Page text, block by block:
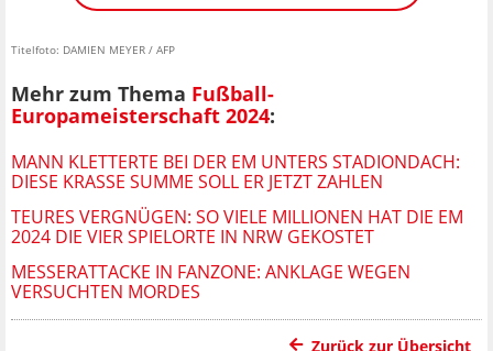
Titelfoto: DAMIEN MEYER / AFP
Mehr zum Thema Fußball-
Europameisterschaft 2024:
MANN KLETTERTE BEI DER EM UNTERS STADIONDACH:
DIESE KRASSE SUMME SOLL ER JETZT ZAHLEN
TEURES VERGNÜGEN: SO VIELE MILLIONEN HAT DIE EM
2024 DIE VIER SPIELORTE IN NRW GEKOSTET
MESSERATTACKE IN FANZONE: ANKLAGE WEGEN
VERSUCHTEN MORDES
Zurück zur Übersicht